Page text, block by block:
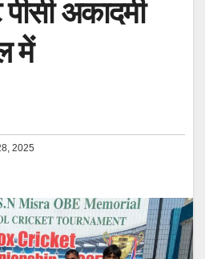
अकादमी
में
2025